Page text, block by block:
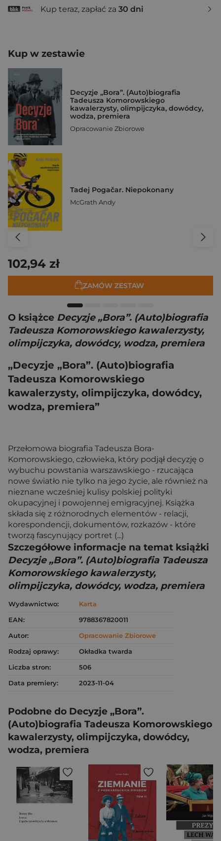
Kup teraz, zapłać za 30 dni
Kup w zestawie
Decyzje „Bora”. (Auto)biografia
Tadeusza Komorowskiego
kawalerzysty, olimpijczyka, dowódcy,
wodza, premiera
Opracowanie Zbiorowe
Tadej Pogačar. Niepokonany
McGrath Andy
102,94 zł
ZAMÓW ZESTAW
O książce Decyzje „Bora”. (Auto)biografia
Tadeusza Komorowskiego kawalerzysty,
olimpijczyka, dowódcy, wodza, premiera
„Decyzje „Bora”. (Auto)biografia
Tadeusza Komorowskiego
kawalerzysty, olimpijczyka, dowódcy,
wodza, premiera”
Przełomowa biografia Tadeusza Bora-
Komorowskiego, człowieka, który podjął decyzję o
wybuchu powstania warszawskiego - rzucająca
nowe światło nie tylko na jego życie, ale również na
nieznane wcześniej kulisy polskiej polityki
okupacyjnej i powojennej emigracyjnej. Książka
składa się z różnorodnych elementów - relacji,
korespondencji, dokumentów, rozkazów - które
tworzą fascynujący portret (...)
Szczegółowe informacje na temat książki
Decyzje „Bora”. (Auto)biografia Tadeusza
Komorowskiego kawalerzysty,
olimpijczyka, dowódcy, wodza, premiera
Wydawnictwo:
Karta
EAN:
9788367820011
Autor:
Opracowanie Zbiorowe
Rodzaj oprawy:
Okładka twarda
Liczba stron:
506
Data premiery:
2023-11-04
Podobne do Decyzje „Bora”.
(Auto)biografia Tadeusza Komorowskiego
kawalerzysty, olimpijczyka, dowódcy,
wodza, premiera